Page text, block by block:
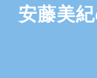
安藤美